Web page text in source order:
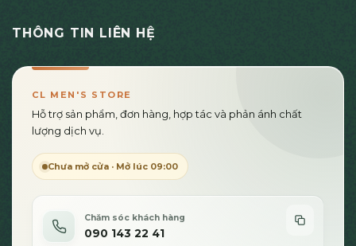
nhiều
Các
tùy
THÔNG TIN LIÊN HỆ
CL MEN'S STORE
Hỗ trợ sản phẩm, đơn hàng, hợp tác và phản ánh chất
lượng dịch vụ.
Chưa mở cửa · Mở lúc 09:00
Chăm sóc khách hàng
090 143 22 41